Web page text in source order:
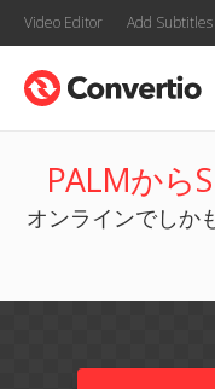
Video Editor Add
PALMから
オンラインでしか